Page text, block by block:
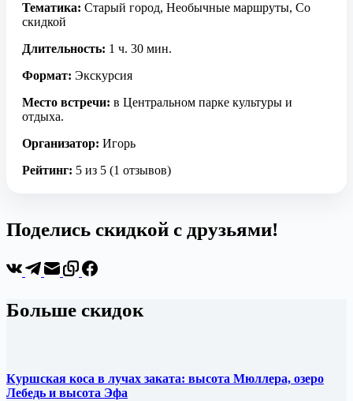
Тематика: Старый город, Необычные маршруты, Со
скидкой
Длительность: 1 ч. 30 мин.
Формат: Экскурсия
Место встречи: в Центральном парке культуры и
отдыха.
Организатор: Игорь
Рейтинг: 5 из 5 (1 отзывов)
Поделись скидкой с друзьями!
Больше скидок
Куршская коса в лучах заката: высота Мюллера, озеро
Лебедь и высота Эфа